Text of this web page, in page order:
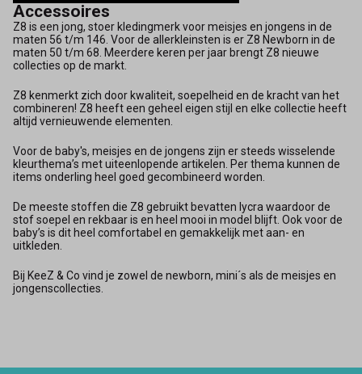
Accessoires
Z8 is een jong, stoer kledingmerk voor meisjes en jongens in de
maten 56 t/m 146. Voor de allerkleinsten is er Z8 Newborn in de
maten 50 t/m 68. Meerdere keren per jaar brengt Z8 nieuwe
collecties op de markt.
Z8 kenmerkt zich door kwaliteit, soepelheid en de kracht van het
combineren! Z8 heeft een geheel eigen stijl en elke collectie heeft
altijd vernieuwende elementen.
Voor de baby's, meisjes en de jongens zijn er steeds wisselende
kleurthema’s met uiteenlopende artikelen. Per thema kunnen de
items onderling heel goed gecombineerd worden.
De meeste stoffen die Z8 gebruikt bevatten lycra waardoor de
stof soepel en rekbaar is en heel mooi in model blijft. Ook voor de
baby’s is dit heel comfortabel en gemakkelijk met aan- en
uitkleden.
Bij KeeZ & Co vind je zowel de newborn, mini´s als de meisjes en
jongenscollecties.